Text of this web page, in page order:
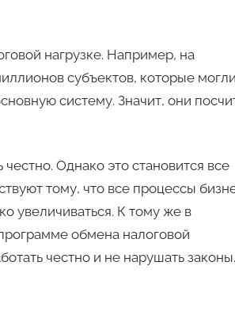
нагрузке. Например, на
субъектов, которые
систему. Значит, они
Однако это становится все
тому, что все процессы
увеличиваться. К тому же в
обмена налоговой
честно и не нарушать законы.